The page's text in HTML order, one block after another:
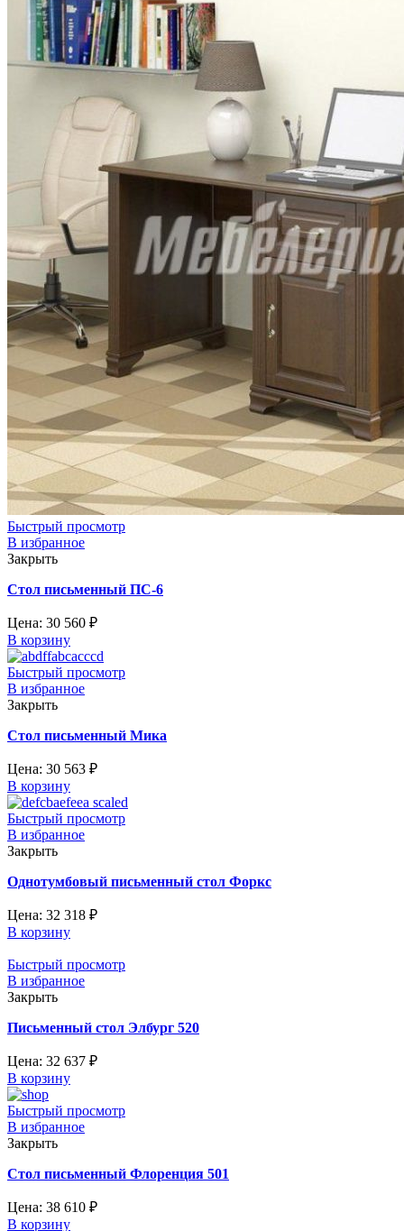
Быстрый просмотр
В избранное
Закрыть
Стол письменный ПС-6
Цена: 30 560 ₽
В корзину
Быстрый просмотр
В избранное
Закрыть
Стол письменный Мика
Цена: 30 563 ₽
В корзину
Быстрый просмотр
В избранное
Закрыть
Однотумбовый письменный стол Форкс
Цена: 32 318 ₽
В корзину
Быстрый просмотр
В избранное
Закрыть
Письменный стол Элбург 520
Цена: 32 637 ₽
В корзину
Быстрый просмотр
В избранное
Закрыть
Стол письменный Флоренция 501
Цена: 38 610 ₽
В корзину